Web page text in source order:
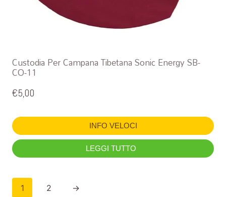
Custodia Per Campana Tibetana Sonic Energy SB-
CO-11
€5,00
INFO VELOCI
LEGGI TUTTO
1 2 →